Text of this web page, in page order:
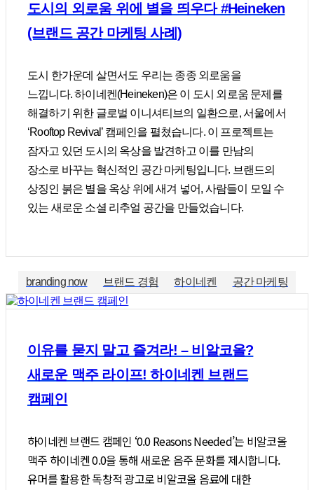
도시의 외로움 위에 별을 띄우다 #Heineken
(브랜드 공간 마케팅 사례)
도시 한가운데 살면서도 우리는 종종 외로움을
느낍니다. 하이네켄(Heineken)은 이 도시 외로움 문제를
해결하기 위한 글로벌 이니셔티브의 일환으로, 서울에서
‘Rooftop Revival’ 캠페인을 펼쳤습니다. 이 프로젝트는
잠자고 있던 도시의 옥상을 발견하고 이를 만남의
장소로 바꾸는 혁신적인 공간 마케팅입니다. 브랜드의
상징인 붉은 별을 옥상 위에 새겨 넣어, 사람들이 모일 수
있는 새로운 소셜 리추얼 공간을 만들었습니다.
branding now 브랜드 경험 하이네켄 공간 마케팅
이유를 묻지 말고 즐겨라! – 비알코올?
새로운 맥주 라이프! 하이네켄 브랜드
캠페인
하이네켄 브랜드 캠페인 ‘0.0 Reasons Needed’는 비알코올
맥주 하이네켄 0.0을 통해 새로운 음주 문화를 제시합니다.
유머를 활용한 독창적 광고로 비알코올 음료에 대한